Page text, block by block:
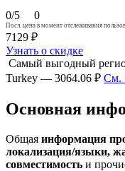
0/5 0
Посл. цена в момент отслеживания
7129 ₽
Узнать о скидке
Самый выгодный
Turkey — 3064.06 ₽ См.
Основная
Общая информация
локализация/языки,
совместимость и